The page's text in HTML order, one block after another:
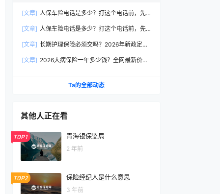
[文章] 人保车险电话是多少？打这个电话前，先
[文章] 人保车险电话是多少？打这个电话前，先
[文章] 长期护理保险必须交吗？2026年新政定
[文章] 2026大病保险一年多少钱？全网最新价格
Ta的全部动态
其他人正在看
TOP1 青海银保监局
2 年前
TOP2 保险经纪人是什么意思
3 年前